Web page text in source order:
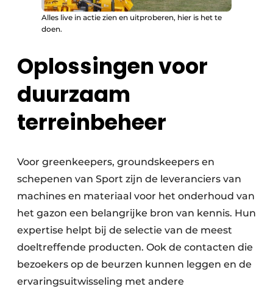
Alles live in actie zien en uitproberen, hier is het te
doen.
Oplossingen voor
duurzaam
terreinbeheer
Voor greenkeepers, groundskeepers en
schepenen van Sport zijn de leveranciers van
machines en materiaal voor het onderhoud van
het gazon een belangrijke bron van kennis. Hun
expertise helpt bij de selectie van de meest
doeltreffende producten. Ook de contacten die
bezoekers op de beurzen kunnen leggen en de
ervaringsuitwisseling met andere